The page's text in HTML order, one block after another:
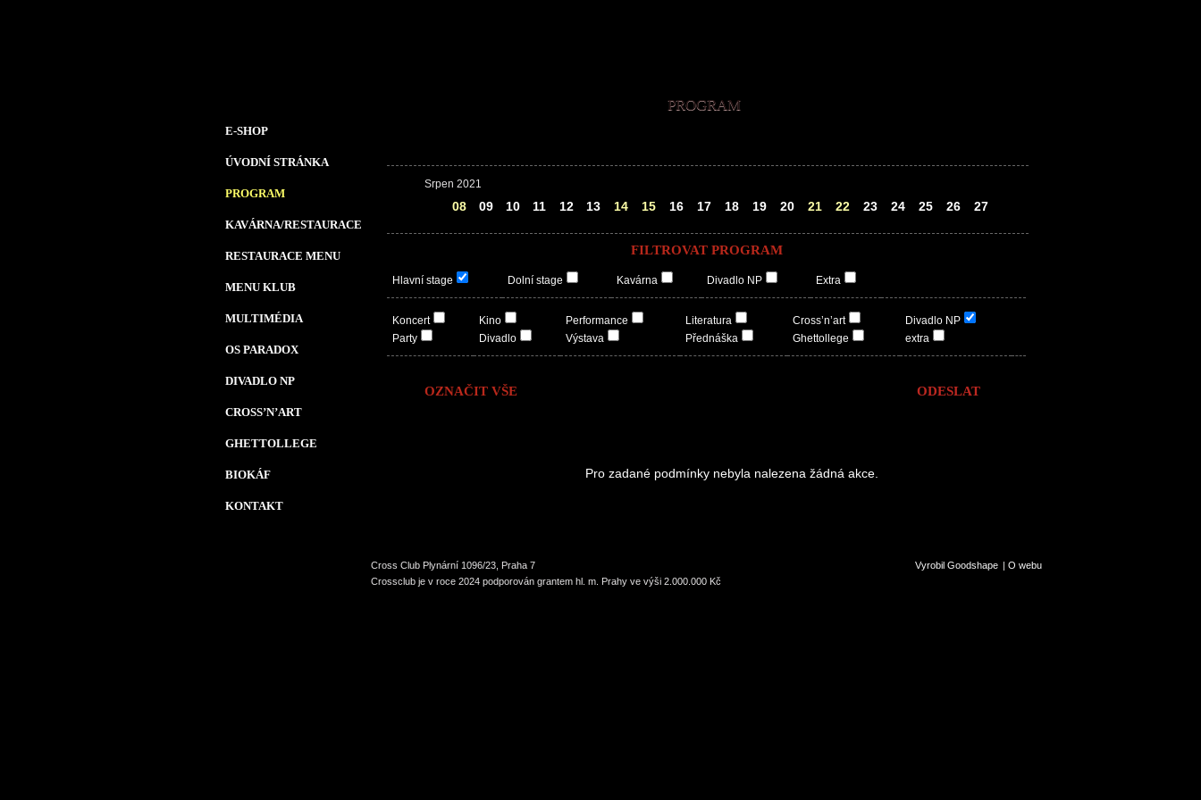
E-SHOP
ÚVODNÍ STRÁNKA
PROGRAM
KAVÁRNA/RESTAURACE
RESTAURACE MENU
MENU KLUB
MULTIMÉDIA
OS PARADOX
DIVADLO NP
CROSS’N’ART
GHETTOLLEGE
BIOKÁF
KONTAKT
PROGRAM
Srpen 2021
08 09 10 11 12 13 14 15 16 17 18 19 20 21 22 23 24 25 26 27
FILTROVAT PROGRAM
Hlavní stage Dolní stage Kavárna Divadlo NP Extra
Koncert
Party
Kino
Divadlo
Performance
Výstava
Literatura
Přednáška
Cross’n’art
Ghettollege
Divadlo NP
extra
OZNAČIT VŠE
Pro zadané podmínky nebyla nalezena žádná akce.
Cross Club Plynární 1096/23, Praha 7 Vyrobil Goodshape | O webu
Crossclub je v roce 2024 podporován grantem hl. m. Prahy ve výši 2.000.000 Kč